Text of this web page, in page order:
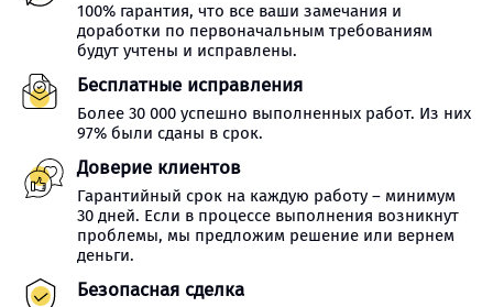
100% гарантия, что все ваши замечания и
доработки по первоначальным требованиям
будут учтены и исправлены.
Бесплатные исправления
Более 30 000 успешно выполненных работ. Из них
97% были сданы в срок.
Доверие клиентов
Гарантийный срок на каждую работу – минимум
30 дней. Если в процессе выполнения возникнут
проблемы, мы предложим решение или вернем
деньги.
Безопасная сделка